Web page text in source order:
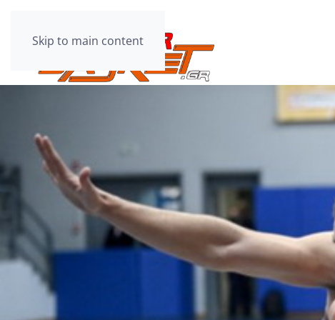
Skip to main content